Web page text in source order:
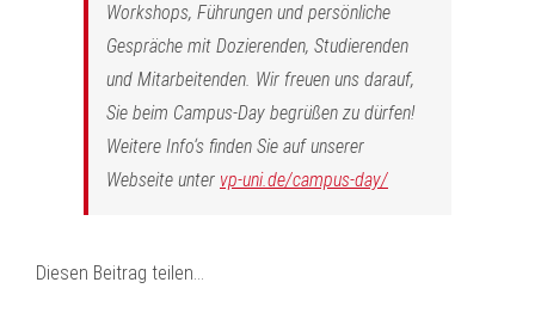
Workshops, Führungen und persönliche
Gespräche mit Dozierenden, Studierenden
und Mitarbeitenden. Wir freuen uns darauf,
Sie beim Campus-Day begrüßen zu dürfen!
Weitere Info‘s finden Sie auf unserer
Webseite unter vp-uni.de/campus-day/
Diesen Beitrag teilen…